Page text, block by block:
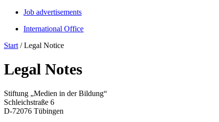
Job advertisements
International Office
Start /Legal Notice
Legal Notes
Stiftung „Medien in der Bildung“
Schleichstraße 6
D-72076 Tübingen